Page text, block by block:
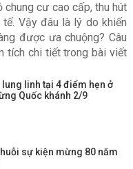
chung cư cao cấp, thu hút
Vậy đâu là lý do khiến
được ưa chuộng? Câu
tích chi tiết trong bài viết
linh tại 4 điểm hẹn ở
Quốc khánh 2/9
sự kiện mừng 80 năm